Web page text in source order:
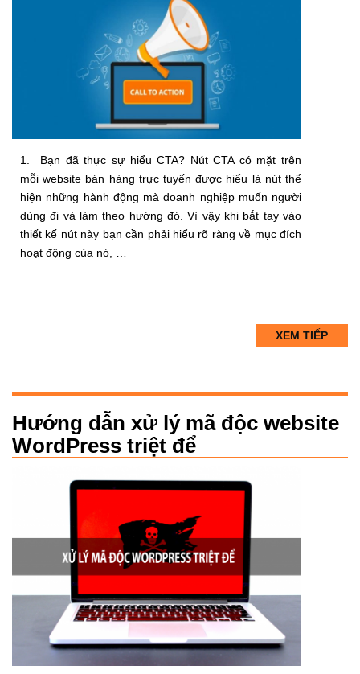
1. Bạn đã thực sự hiểu CTA? Nút CTA có mặt trên
mỗi website bán hàng trực tuyến được hiểu là nút thể
hiện những hành động mà doanh nghiệp muốn người
dùng đi và làm theo hướng đó. Vì vậy khi bắt tay vào
thiết kế nút này bạn cần phải hiểu rõ ràng về mục đích
hoạt động của nó, …
XEM TIẾP
Hướng dẫn xử lý mã độc website
WordPress triệt để